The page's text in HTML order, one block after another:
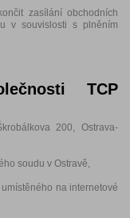
zasílání obchodních
v souvislosti s plněním
TCP
200, Ostrava-
soudu v Ostravě,
na internetové